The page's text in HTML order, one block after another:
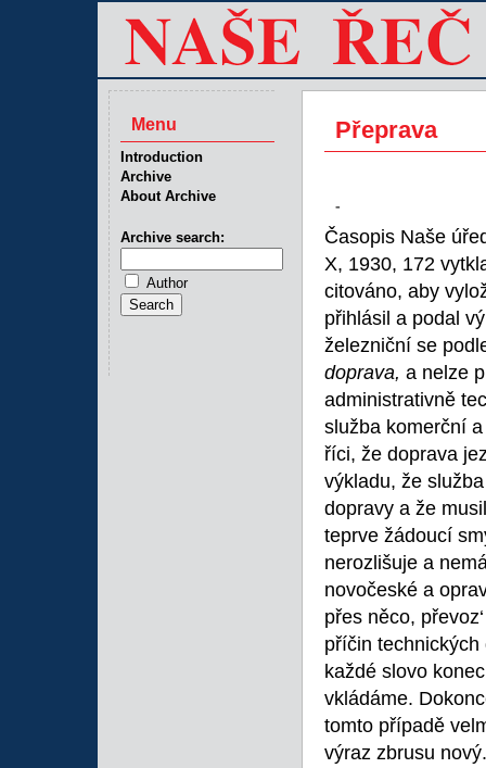
Přeprava
-
Časopis Naše
X, 1930, 172
citováno, aby
přihlásil a podal
železniční se
doprava, a nelze
administrativně
služba komerční
říci, že doprava
výkladu, že
dopravy a že
teprve žádoucí
nerozlišuje a
novočeské a
přes něco,
příčin
každé slovo
vkládáme.
tomto případě
výraz zbrusu
Menu
Introduction
Archive
About Archive
Archive search:
Author